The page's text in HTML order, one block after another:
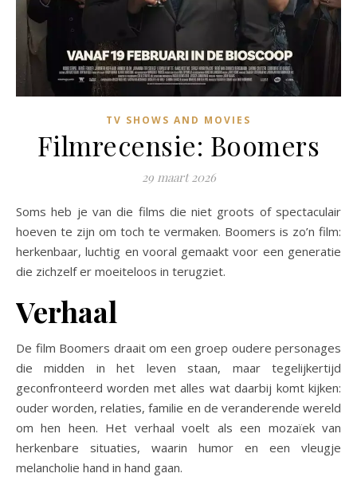
TV SHOWS AND MOVIES
Filmrecensie: Boomers
29 maart 2026
Soms heb je van die films die niet groots of spectaculair
hoeven te zijn om toch te vermaken. Boomers is zo’n film:
herkenbaar, luchtig en vooral gemaakt voor een generatie
die zichzelf er moeiteloos in terugziet.
Verhaal
De film Boomers draait om een groep oudere personages
die midden in het leven staan, maar tegelijkertijd
geconfronteerd worden met alles wat daarbij komt kijken:
ouder worden, relaties, familie en de veranderende wereld
om hen heen. Het verhaal voelt als een mozaïek van
herkenbare situaties, waarin humor en een vleugje
melancholie hand in hand gaan.